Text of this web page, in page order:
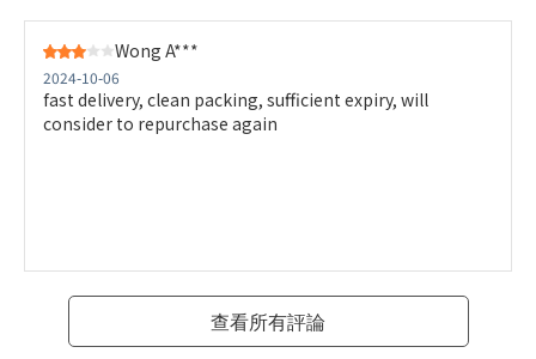
Wong A***
2024-10-06
fast delivery, clean packing, sufficient expiry, will
consider to repurchase again
查看所有評論